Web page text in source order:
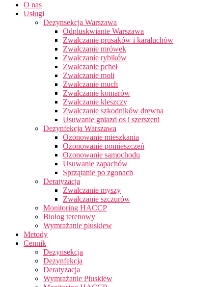
O nas
Usługi
Dezynsekcja Warszawa
Odpluskwianie Warszawa
Zwalczanie prusaków i karaluchów
Zwalczanie mrówek
Zwalczanie rybików
Zwalczanie pcheł
Zwalczanie moli
Zwalczanie much
Zwalczanie komarów
Zwalczanie kleszczy
Zwalczanie szkodników drewna
Usuwanie gniazd os i szerszeni
Dezynfekcja Warszawa
Ozonowanie mieszkania
Ozonowanie pomieszczeń
Ozonowanie samochodu
Usuwanie zapachów
Sprzątanie po zgonach
Deratyzacja
Zwalczanie myszy
Zwalczanie szczurów
Monitoring HACCP
Biolog terenowy
Wymrażanie pluskiew
Metody
Cennik
Dezynsekcja
Dezynfekcja
Deratyzacja
Wymrażanie Pluskiew